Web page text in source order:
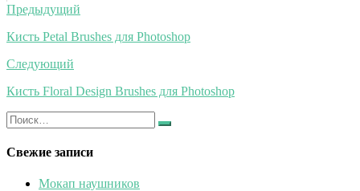
Навигация
по
записям
Предыдущий
Кисть Petal Brushes для Photoshop
Следующий
Кисть Floral Design Brushes для Photoshop
Искать:
Найти
Свежие записи
Мокап наушников